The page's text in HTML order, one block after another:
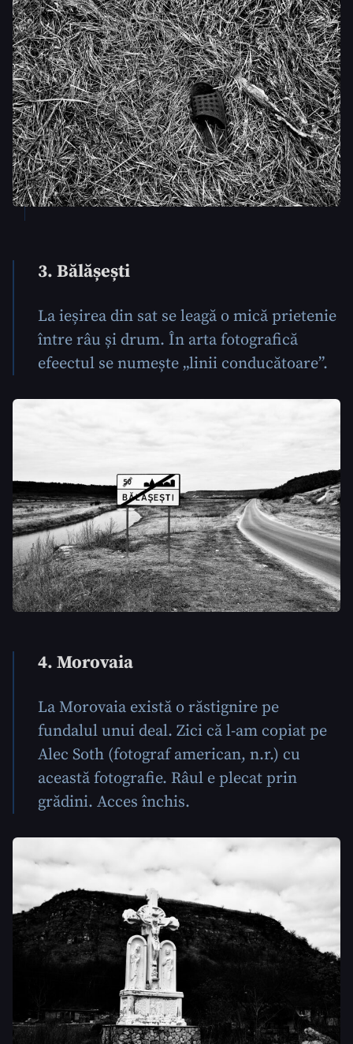
in English
3. Bălășești
La ieșirea din sat se leagă o mică prietenie
între râu și drum. În arta fotografică
efeectul se numește „linii conducătoare”.
4. Morovaia
La Morovaia există o răstignire pe
fundalul unui deal. Zici că l-am copiat pe
Alec Soth (fotograf american, n.r.) cu
această fotografie. Râul e plecat prin
grădini. Acces închis.